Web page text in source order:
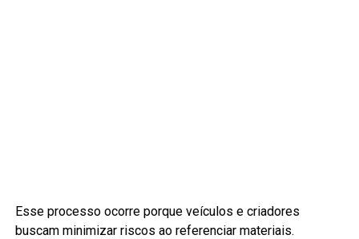
Esse processo ocorre porque veículos e criadores
buscam minimizar riscos ao referenciar materiais.